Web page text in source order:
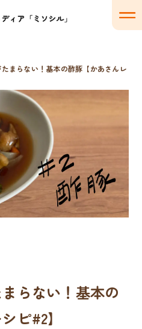
まらない！基本の酢豚【かあさんレ
らない！基本の
ピ#2】